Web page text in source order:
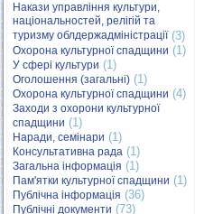
Накази управління культури,
національностей, релігій та
туризму облдержадміністрації(3)
Охорона культурної спадщини (1)
У сфері культури (1)
Оголошення (загальні) (1)
Охорона культурної спадщини (4)
Заходи з охорони культурної
спадщини (1)
Наради, семінари (1)
Консультативна рада (1)
Загальна інформація (1)
Пам'ятки культурної спадщини (1)
Публічна інформація (36)
Публічні документи (73)